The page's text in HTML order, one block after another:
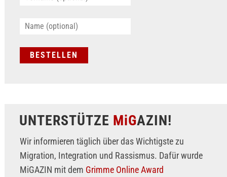
UNTERSTÜTZE MiGAZIN!
Wir informieren täglich über das Wichtigste zu
Migration, Integration und Rassismus. Dafür wurde
MiGAZIN mit dem Grimme Online Award